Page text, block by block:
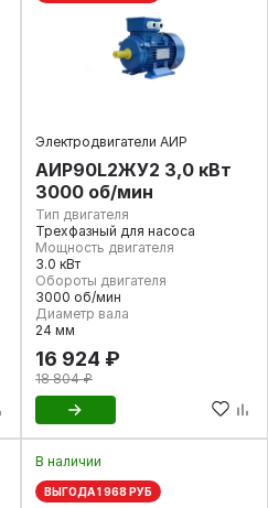
Электродвигатели АИР
АИР90L2ЖУ2 3,0 кВт
3000 об/мин
Тип двигателя
Трехфазный для насоса
Мощность двигателя
3.0 кВт
Обороты двигателя
3000 об/мин
Диаметр вала
24 мм
16 924 ₽
18 804 ₽
В наличии
ВЫГОДА 1 968 РУБ